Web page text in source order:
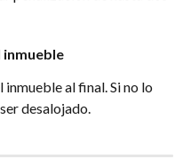
inmueble
al final. Si no lo
desalojado.